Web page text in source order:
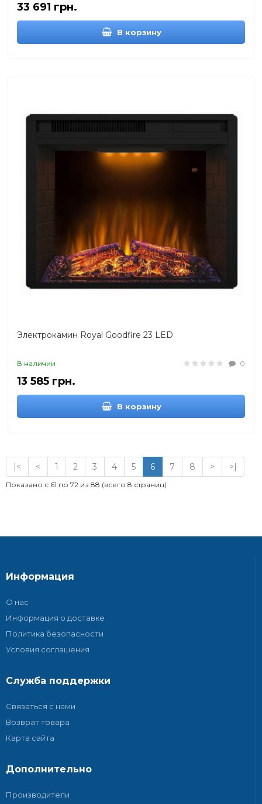
33 691 грн.
В корзину
Электрокамин Royal Goodfire 23 LED
В наличии 0
13 585 грн.
В корзину
|< < 1 2 3 4 5 6 7 8 > >|
Показано с 61 по 72 из 88 (всего 8 страниц)
Информация
О нас
Информация о доставке
Политика безопасности
Условия соглашения
Служба поддержки
Связаться с нами
Возврат товара
Карта сайта
Дополнительно
Производители